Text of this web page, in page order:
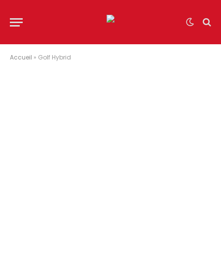
Accueil » Golf Hybrid